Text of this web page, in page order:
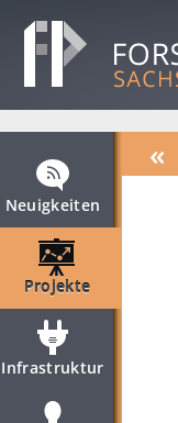
Neuigkeiten
Projekte
Infrastruktur
«